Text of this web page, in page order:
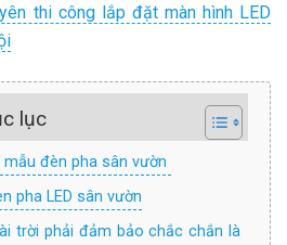
thi công lắp đặt màn hình LED
lục
đèn pha sân vườn
pha LED sân vườn
trời phải đảm bảo chắc chắn là